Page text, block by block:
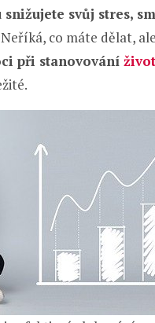
snižujete svůj stres,
co máte dělat,
při stanovování